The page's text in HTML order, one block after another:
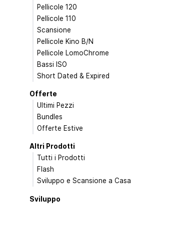
Pellicole 120
Pellicole 110
Scansione
Pellicole Kino B/N
Pellicole LomoChrome
Bassi ISO
Short Dated & Expired
Offerte
Ultimi Pezzi
Bundles
Offerte Estive
Altri Prodotti
Tutti i Prodotti
Flash
Sviluppo e Scansione a Casa
Sviluppo